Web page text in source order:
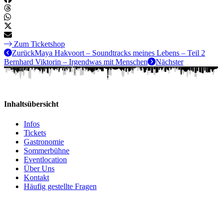
Zum Ticketshop
ZurückMaya Hakvoort – Soundtracks meines Lebens – Teil 2
Bernhard Viktorin – Irgendwas mit Menschen
Nächster
Inhaltsübersicht
Infos
Tickets
Gastronomie
Sommerbühne
Eventlocation
Über Uns
Kontakt
Häufig gestellte Fragen